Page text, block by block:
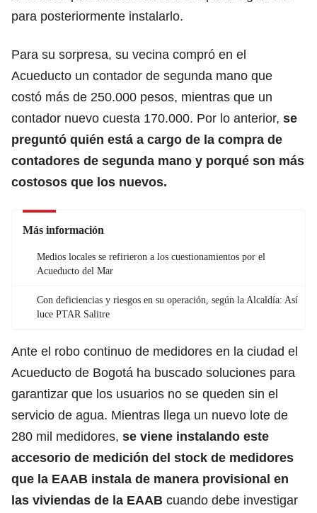
para posteriormente instalarlo.
Para su sorpresa, su vecina compró en el
Acueducto un contador de segunda mano que
costó más de 250.000 pesos, mientras que un
contador nuevo cuesta 170.000. Por lo anterior, se
preguntó quién está a cargo de la compra de
contadores de segunda mano y porqué son más
costosos que los nuevos.
Más información
Medios locales se refirieron a los cuestionamientos por el
Acueducto del Mar
Con deficiencias y riesgos en su operación, según la Alcaldía: Así
luce PTAR Salitre
Ante el robo continuo de medidores en la ciudad el
Acueducto de Bogotá ha buscado soluciones para
garantizar que los usuarios no se queden sin el
servicio de agua. Mientras llega un nuevo lote de
280 mil medidores, se viene instalando este
accesorio de medición del stock de medidores
que la EAAB instala de manera provisional en
las viviendas de la EAAB cuando debe investigar